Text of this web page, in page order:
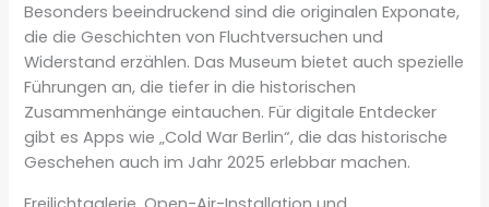
Besonders beeindruckend sind die originalen Exponate,
die die Geschichten von Fluchtversuchen und
Widerstand erzählen. Das Museum bietet auch spezielle
Führungen an, die tiefer in die historischen
Zusammenhänge eintauchen. Für digitale Entdecker
gibt es Apps wie „Cold War Berlin“, die das historische
Geschehen auch im Jahr 2025 erlebbar machen.